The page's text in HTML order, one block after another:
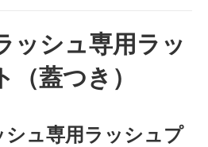
ッシュ専用ラッ
蓋つき）
ュ専用ラッシュプ